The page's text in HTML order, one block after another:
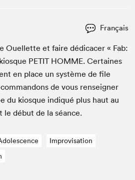
Français
Ouel­lette et faire dédi­cac­er « Fab:
PETIT HOMME. Cer­taines
en place un sys­tème de file
de vous ren­seign­er
du kiosque indiqué plus haut au
le début de la séance.
Improvisation